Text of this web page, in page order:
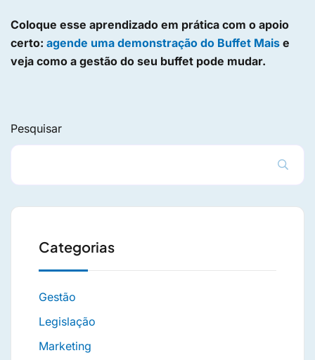
Coloque esse aprendizado em prática com o apoio
certo: agende uma demonstração do Buffet Mais e
veja como a gestão do seu buffet pode mudar.
Pesquisar
Categorias
Gestão
Legislação
Marketing